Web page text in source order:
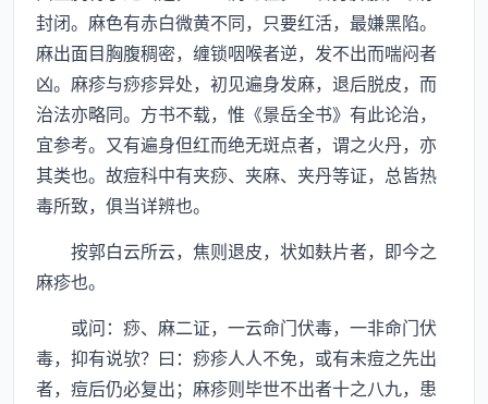
封闭。麻色有赤白微黄不同，只要红活，最嫌黑陷。
麻出面目胸腹稠密，缠锁咽喉者逆，发不出而喘闷者
凶。麻疹与痧疹异处，初见遍身发麻，退后脱皮，而
治法亦略同。方书不载，惟《景岳全书》有此论治，
宜参考。又有遍身但红而绝无斑点者，谓之火丹，亦
其类也。故痘科中有夹痧、夹麻、夹丹等证，总皆热
毒所致，俱当详辨也。
按郭白云所云，焦则退皮，状如麸片者，即今之
麻疹也。
或问：痧、麻二证，一云命门伏毒，一非命门伏
毒，抑有说欤？曰：痧疹人人不免，或有未痘之先出
者，痘后仍必复出；麻疹则毕世不出者十之八九，患